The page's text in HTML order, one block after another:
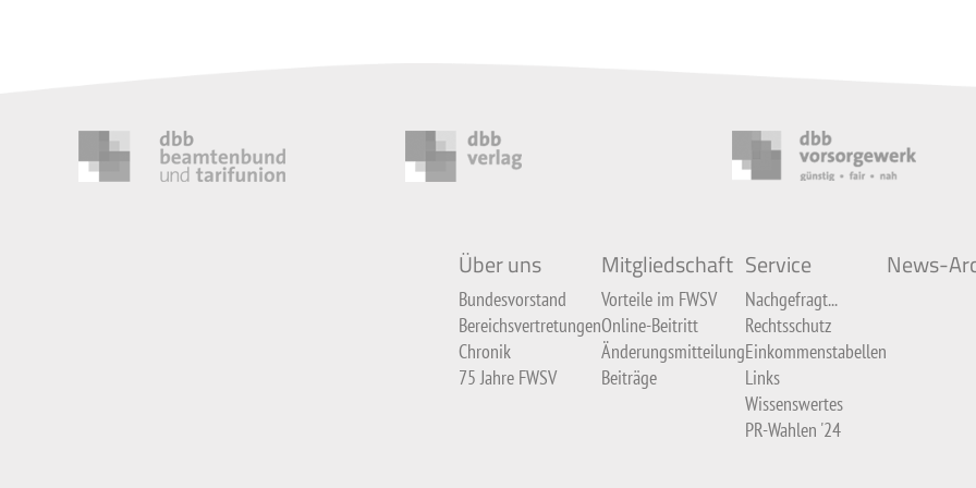
Über uns
Bundesvorstand
Bereichsvertretungen
Chronik
75 Jahre FWSV
Mitgliedschaft
Vorteile im FWSV
Online-Beitritt
Änderungsmitteilung
Beiträge
Service
Nachgefragt...
Rechtsschutz
Einkommenstabellen
Links
Wissenswertes
PR-Wahlen '24
News-